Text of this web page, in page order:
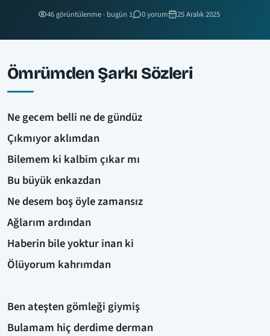
46 görüntülenme · bugün 1 0 yorum 25 Aralık 2025
Ömrümden Şarkı Sözleri
Ne gecem belli ne de gündüz
Çıkmıyor aklımdan
Bilemem ki kalbim çıkar mı
Bu büyük enkazdan
Ne desem boş öyle zamansız
Ağlarım ardından
Haberin bile yoktur inan ki
Ölüyorum kahrımdan
Ben ateşten gömleği giymiş
Bulamam hiç derdime derman